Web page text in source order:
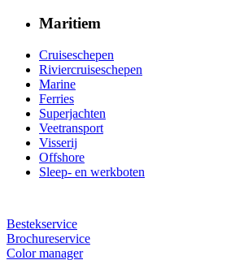
Maritiem
Cruiseschepen
Riviercruiseschepen
Marine
Ferries
Superjachten
Veetransport
Visserij
Offshore
Sleep- en werkboten
Bestekservice
Brochureservice
Color manager